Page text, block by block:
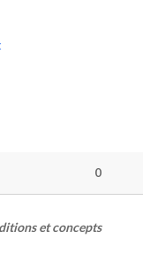
0
et concepts